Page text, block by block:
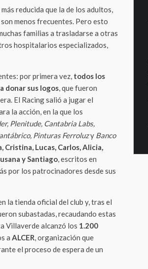
reducida que la de los adultos,
menos frecuentes. Pero esto
familias a trasladarse a otras
hospitalarios especializados,
por primera vez, todos los
donar sus logos, que fueron
El Racing salió a jugar el
la acción, en la que los
Plenitude, Cantabria Labs,
Pinturas Ferroluzy Banco
Cristina, Lucas, Carlos, Alicia,
y Santiago, escritos en
por los patrocinadores desde sus
la tienda oficial del club y, tras el
subastadas, recaudando estas
Villaverde alcanzó los 1.200
a ALCER, organización que
el proceso de espera de un